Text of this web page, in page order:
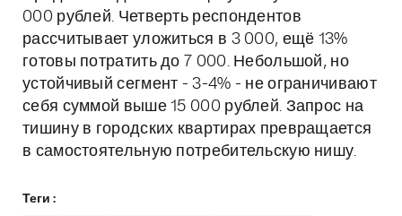
000 рублей. Четверть респондентов
рассчитывает уложиться в 3 000, ещё 13%
готовы потратить до 7 000. Небольшой, но
устойчивый сегмент - 3-4% - не ограничивают
себя суммой выше 15 000 рублей. Запрос на
тишину в городских квартирах превращается
в самостоятельную потребительскую нишу.
Теги :